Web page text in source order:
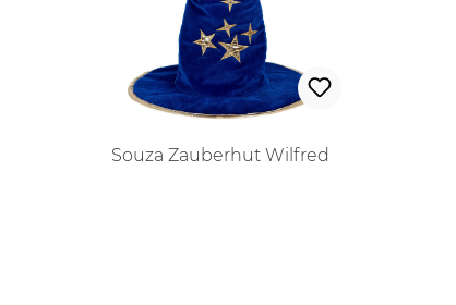
Souza Zauberhut Wilfred